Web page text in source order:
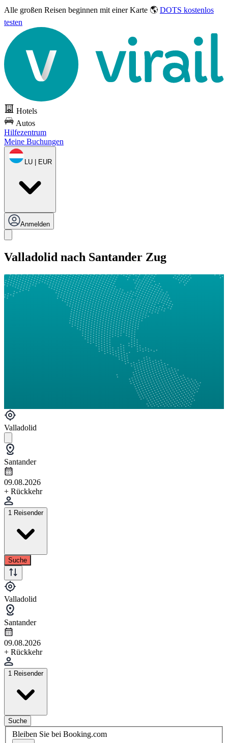
Alle großen Reisen beginnen mit einer Karte 🌎 DOTS kostenlos
testen
Hotels
Autos
Hilfezentrum
Meine Buchungen
LU | EUR
Anmelden
Valladolid nach Santander Zug
Valladolid
Santander
09.08.2026
+ Rückkehr
1 Reisender
Suche
Valladolid
Santander
09.08.2026
+ Rückkehr
1 Reisender
Suche
Bleiben Sie bei Booking.com